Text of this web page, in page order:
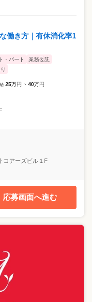
働き方｜有休消化率1
・パート
業務委託
25万円 ~ 40万円
コアーズビル１F
応募画面へ進む